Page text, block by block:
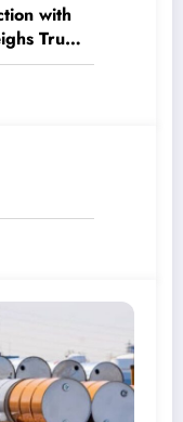
with
Trump